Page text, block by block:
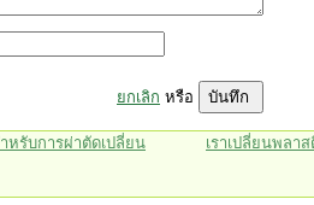
ยกเลิก หรือ
หรับการผ่าตัดเปลี่ยน
เราเปลี่ยนพลา